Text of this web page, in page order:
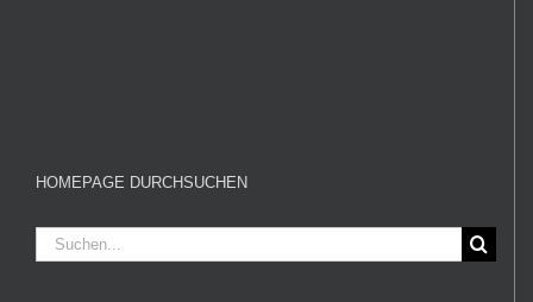
HOMEPAGE DURCHSUCHEN
Suche
nach: